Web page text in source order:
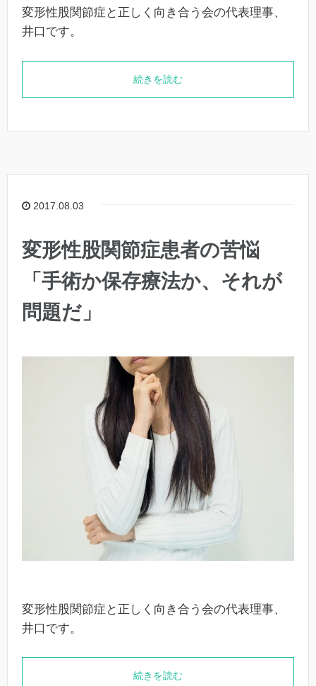
変形性股関節症と正しく向き合う会の代表理事、
井口です。
続きを読む
2017.08.03
変形性股関節症患者の苦悩
「手術か保存療法か、それが
問題だ」
変形性股関節症と正しく向き合う会の代表理事、
井口です。
続きを読む